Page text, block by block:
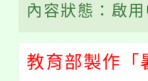
內容狀態：啟用
教育部製作「